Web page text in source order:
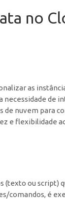
no
as
necessidade de
nuvem para
e flexibilidade
(texto ou script)
comandos, é